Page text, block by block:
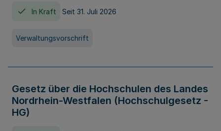
In Kraft Seit 31. Juli 2026
Verwaltungsvorschrift
Gesetz über die Hochschulen des Landes
Nordrhein-Westfalen (Hochschulgesetz -
HG)